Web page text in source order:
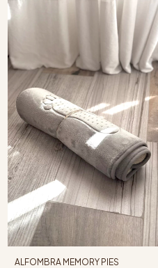
ALFOMBRA MEMORY PIES